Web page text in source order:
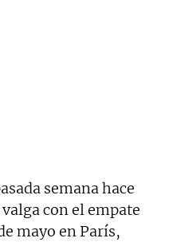
semana hace
con el empate
mayo en París,